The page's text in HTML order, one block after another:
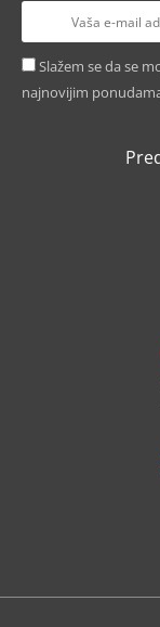
Slažem se da se
najnovijim